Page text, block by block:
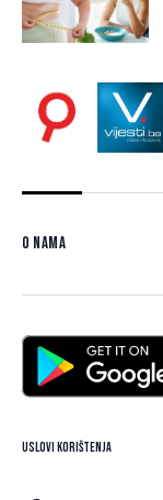
O nama
Uslovi korištenja